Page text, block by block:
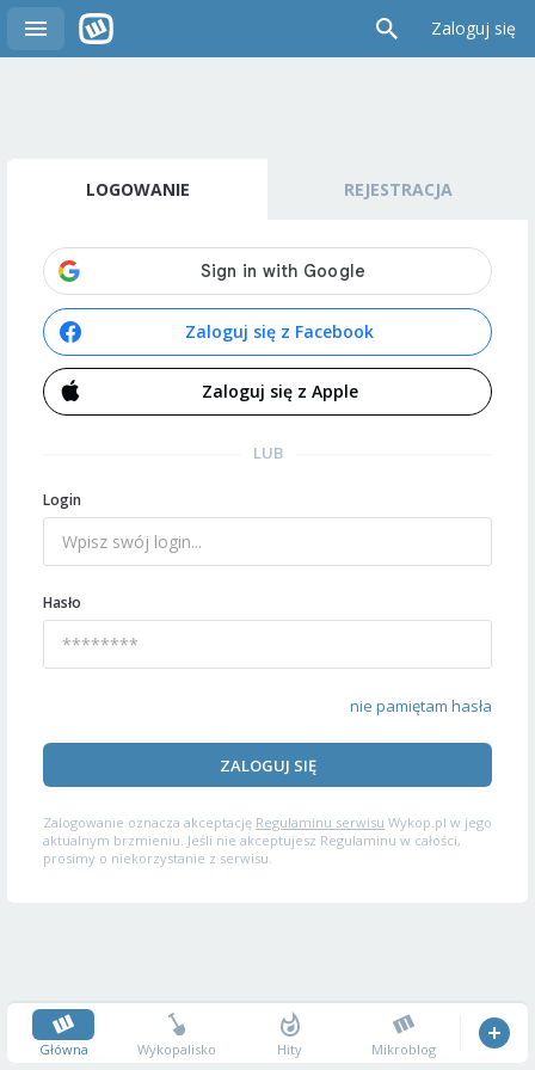
Zaloguj się
LOGOWANIE REJESTRACJA
Zaloguj się z Facebook
Zaloguj się z Apple
LUB
Login
Hasło
nie pamiętam hasła
ZALOGUJ SIĘ
Zalogowanie oznacza akceptację Regulaminu serwisu Wykop.pl w jego
aktualnym brzmieniu. Jeśli nie akceptujesz Regulaminu w całości,
prosimy o niekorzystanie z serwisu.
Główna Wykopalisko Hity Mikroblog